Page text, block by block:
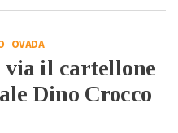
-OVADA
via il cartellone
Dino Crocco